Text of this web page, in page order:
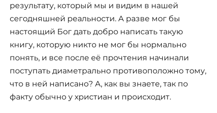
результату, который мы и видим в нашей
сегодняшней реальности. А разве мог бы
настоящий Бог дать добро написать такую
книгу, которую никто не мог бы нормально
понять, и все после её прочтения начинали
поступать диаметрально противоположно тому,
что в ней написано? А, как вы знаете, так по
факту обычно у христиан и происходит.